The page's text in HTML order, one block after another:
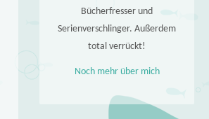
Bücherfresser und
Serienverschlinger. Außerdem
total verrückt!
Noch mehr über mich